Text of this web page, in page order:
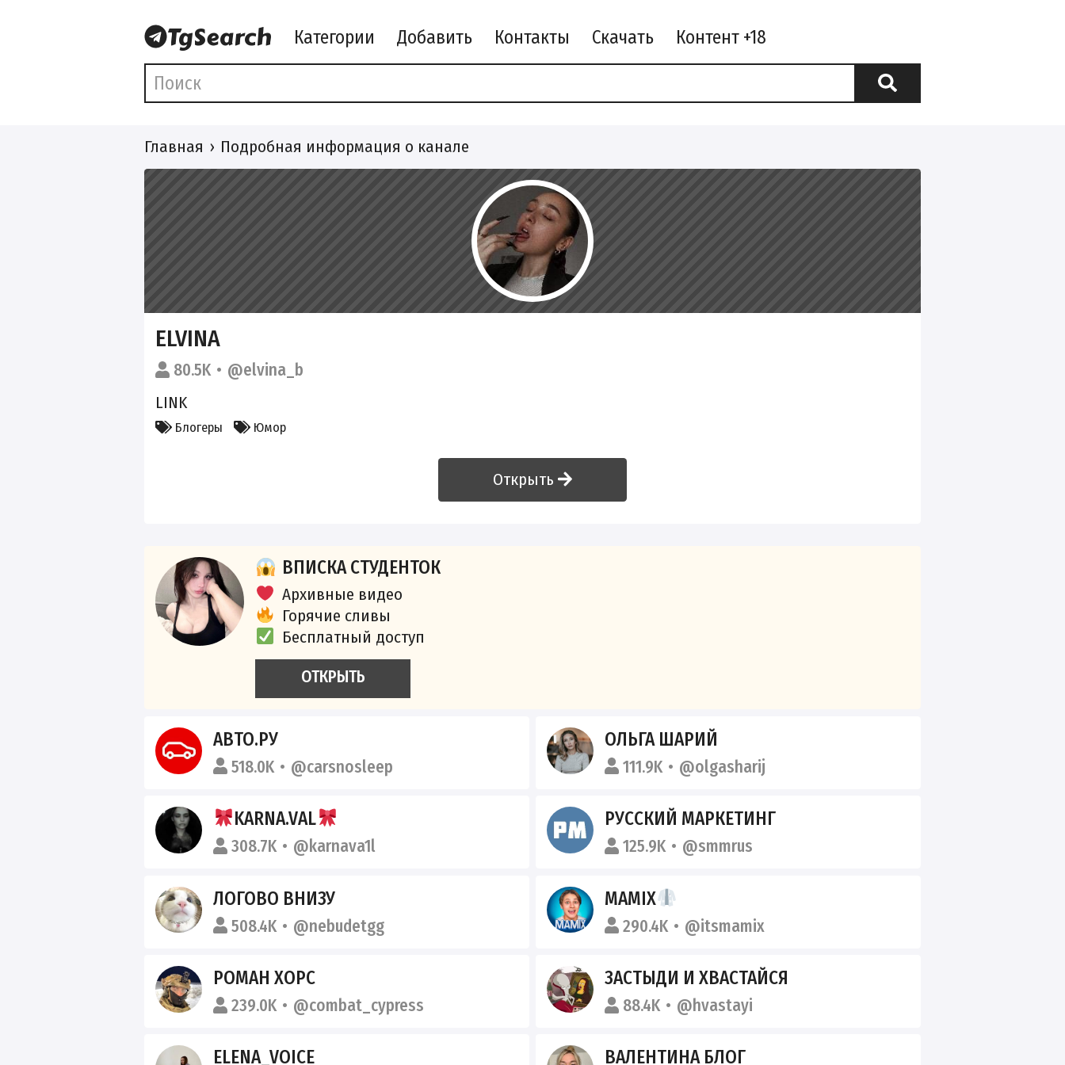
Категории Добавить Контакты Скачать
Главная Подробная информация о канале
ELVINA
80.5K
@elvina_b
LINK
Блогеры Юмор
Открыть
ВПИСКА СТУДЕНТОК
Архивные видео
Горячие сливы
Бесплатный доступ
ОТКРЫТЬ
АВТО.РУ
518.0K @carsnosleep
ОЛЬГА ШАРИЙ
111.9K @olgasharij
KARNA.VAL
308.7K @karnava1l
РУССКИЙ МАРКЕТИНГ
125.9K @smmrus
ЛОГОВО ВНИЗУ
508.4K @nebudetgg
MAMIX
290.4K @itsmamix
РОМАН ХОРС
239.0K @combat_cypress
ЗАСТЫДИ И ХВАСТАЙСЯ
88.4K @hvastayi
ELENA_VOICE ВАЛЕНТИНА БЛОГ